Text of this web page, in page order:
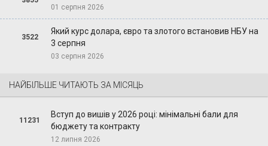
01 серпня 2026
3522
Який курс долара, євро та злотого встановив НБУ на
3 серпня
03 серпня 2026
НАЙБІЛЬШЕ ЧИТАЮТЬ ЗА МІСЯЦЬ
11231
Вступ до вишів у 2026 році: мінімальні бали для
бюджету та контракту
12 липня 2026